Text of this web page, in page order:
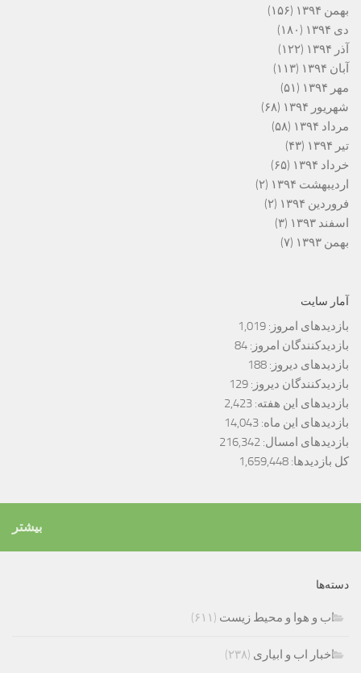
بهمن ۱۳۹۴
(۱۵۶)
دی ۱۳۹۴
(۱۸۰)
آذر ۱۳۹۴
(۱۲۲)
آبان ۱۳۹۴
(۱۱۳)
مهر ۱۳۹۴
(۵۱)
شهریور ۱۳۹۴
(۶۸)
مرداد ۱۳۹۴
(۵۸)
تیر ۱۳۹۴
(۴۳)
خرداد ۱۳۹۴
(۶۵)
اردیبهشت ۱۳۹۴
(۲)
فروردین ۱۳۹۴
(۲)
اسفند ۱۳۹۳
(۳)
بهمن ۱۳۹۳
(۷)
آمار سایت
بازدیدهای امروز: 1,019
بازدیدکنندگان امروز: 84
بازدیدهای دیروز: 188
بازدیدکنندگان دیروز: 129
بازدیدهای این هفته: 2,423
بازدیدهای این ماه: 14,043
بازدیدهای امسال: 216,342
کل بازدیدها: 1,659,448
بیشتر
دسته‌ها
اب و هوا و محیط زیست (۶۱۱)
اخبار اب و ابیاری (۲۳۸)